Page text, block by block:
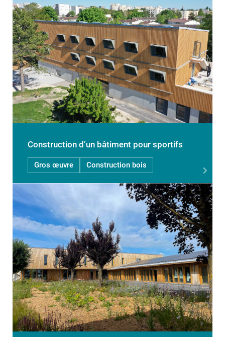
Construction d’un bâtiment pour sportifs
Gros œuvre Construction bois